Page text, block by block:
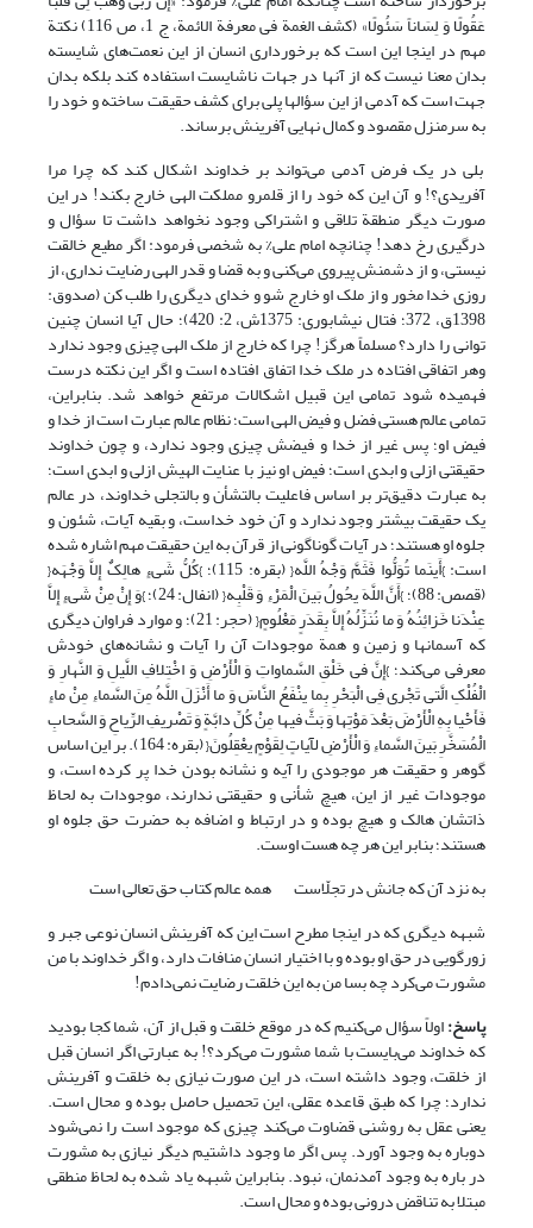
عَقُولًا وَ لِسَاناً سَئُولًا» (کشف الغمة فی معرفة الائمة، ج 1، ص 116) نکتة
مهم در اینجا این است که برخورداری انسان از این نعمت‌های شایسته
بدان معنا نیست که از آنها در جهات ناشایست استفاده کند بلکه بدان
جهت است که آدمی از این سؤالها پلی برای کشف حقیقت ساخته و خود را
به سرمنزل مقصود و کمال نهایی آفرینش برساند.
بلی در یک فرض آدمی می‌تواند بر خداوند اشکال کند که چرا مرا
آفریدی؟! و آن این که خود را از قلمرو مملکت الهی خارج بکند! در این
صورت دیگر منطقة تلاقی و اشتراکی وجود نخواهد داشت تا سؤال و
درگیری رخ دهد! چنانچه امام علی% به شخصی فرمود: اگر مطیع خالقت
نیستی، و از دشمنش پیروی می‌کنی و به قضا و قدر الهی رضایت نداری، از
روزی خدا مخور و از ملک او خارج شو و خدای دیگری را طلب کن (صدوق:
1398ق، 372؛ فتال نیشابوری: 1375ش، 2: 420)؛ حال آیا انسان چنین
توانی را دارد؟ مسلماً هرگز! چرا که خارج از ملک الهی چیزی وجود ندارد
وهر اتفاقی افتاده در ملک خدا اتفاق افتاده است و اگر این نکته درست
فهمیده شود تمامی این قبیل اشکالات مرتفع خواهد شد. بنابراین،
تمامی عالم هستی فضل و فیض الهی است؛ نظام عالم عبارت است از خدا و
فیض او؛ پس غیر از خدا و فیضش چیزی وجود ندارد، و چون خداوند
حقیقتی ازلی و ابدی است؛ فیض او نیز با عنایت الهیش ازلی و ابدی است؛
به عبارت دقیق‌تر بر اساس فاعلیت بالتشأن و بالتجلی خداوند، در عالم
یک حقیقت بیشتر وجود ندارد و آن خود خداست، و بقیه آیات، شئون و
جلوه او هستند؛ در آیات گوناگونی از قرآن به این حقیقت مهم اشاره شده
است: }أَینَما تُوَلُّوا فَثَمَّ وَجْهُ اللَّه{ (بقره: 115)؛ }کُلُّ شَی‏ءٍ هالِکٌ إِلاَّ وَجْهَه{
(قصص: 88)؛ }أَنَّ اللَّهَ یحُولُ بَینَ الْمَرْءِ وَ قَلْبِه{ (انفال: 24)؛ }وَ إِنْ مِنْ شَی‏ءٍ إِلاَّ
عِنْدَنا خَزائِنُهُ وَ ما نُنَزِّلُهُ إِلاَّ بِقَدَرٍ مَعْلُومٍ{ (حجر: 21)؛ و موارد فراوان دیگری
که آسمانها و زمین و همة موجودات آن را آیات و نشانه‌های خودش
معرفی می‌کند؛ }إِنَّ فی‏ خَلْقِ السَّماواتِ وَ الْأَرْضِ وَ اخْتِلافِ اللَّیلِ وَ النَّهارِ وَ
الْفُلْکِ الَّتی‏ تَجْری فِی الْبَحْرِ بِما ینْفَعُ النَّاسَ وَ ما أَنْزَلَ اللَّهُ مِنَ السَّماءِ مِنْ ماءٍ
فَأَحْیا بِهِ الْأَرْضَ بَعْدَ مَوْتِها وَ بَثَّ فیها مِنْ کُلِّ دابَّةٍ وَ تَصْریفِ الرِّیاحِ وَ السَّحابِ
الْمُسَخَّرِ بَینَ السَّماءِ وَ الْأَرْضِ لَآیاتٍ لِقَوْمٍ یعْقِلُونَ{ (بقره: 164). بر این اساس
گوهر و حقیقت هر موجودی را آیه و نشانه بودن خدا پر کرده است، و
موجودات غیر از این، هیچ شأنی و حقیقتی ندارند، موجودات به لحاظ
ذاتشان هالک و هیچ بوده و در ارتباط و اضافه به حضرت حق جلوه او
هستند؛ بنابر این هر چه هست اوست.
به نزد آن که جانش در تجلّاست
همه عالم کتاب حق تعالی است
شبهه دیگری که در اینجا مطرح است این که آفرینش انسان نوعی جبر و
زورگویی در حق او بوده و با اختیار انسان منافات دارد، و اگر خداوند با من
مشورت می‌کرد چه بسا من به این خلقت رضایت نمی‌دادم!
پاسخ:اولاً سؤال می‌کنیم که در موقع خلقت و قبل از آن، شما کجا بودید
که خداوند می‌بایست با شما مشورت می‌کرد؟! به عبارتی اگر انسان قبل
از خلقت، وجود داشته است، در این صورت نیازی به خلقت و آفرینش
ندارد؛ چرا که طبق قاعده عقلی، این تحصیل حاصل بوده و محال است.
یعنی عقل به روشنی قضاوت می‌کند چیزی که موجود است را نمی‌شود
دوباره به وجود آورد. پس اگر ما وجود داشتیم دیگر نیازی به مشورت
در باره به وجود آمدنمان، نبود. بنابراین شبهه یاد شده به لحاظ منطقی
مبتلا به تناقض درونی بوده و محال است.